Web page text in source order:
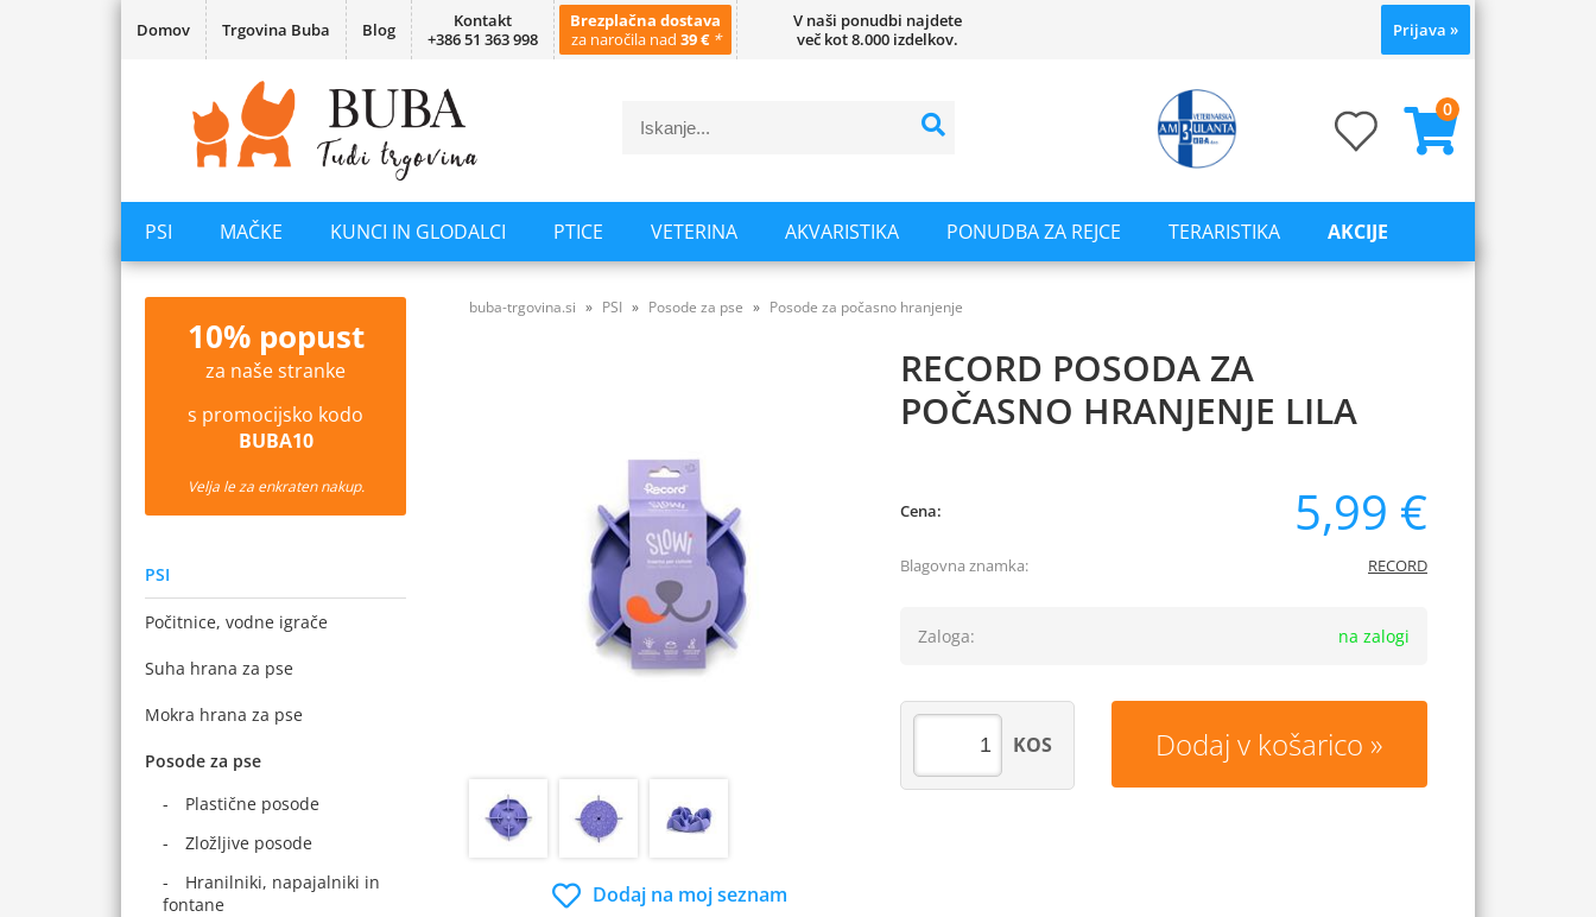
Domov Trgovina Buba Blog
Kontakt
+386 51 363 998
Brezplačna dostava
za naročila nad 39 € *
V naši ponudbi najdete
več kot 8.000 izdelkov.
Prijava »
0
PSI MAČKE KUNCI IN GLODALCI PTICE VETERINA AKVARISTIKA PONUDBA ZA REJCE TERARISTIKA AKCIJE
10% popust
za naše stranke
s promocijsko kodo
BUBA10
Velja le za enkraten nakup.
PSI
Počitnice, vodne igrače
Suha hrana za pse
Mokra hrana za pse
Posode za pse
Plastične posode
Zložljive posode
Hranilniki, napajalniki in
fontane
buba-trgovina.si PSI Posode za pse Posode za počasno hranjenje
RECORD POSODA ZA
POČASNO HRANJENJE LILA
Dodaj na moj seznam
Cena: 5,99 €
Blagovna znamka: RECORD
Zaloga: na zalogi
Dodaj v košarico
KOS